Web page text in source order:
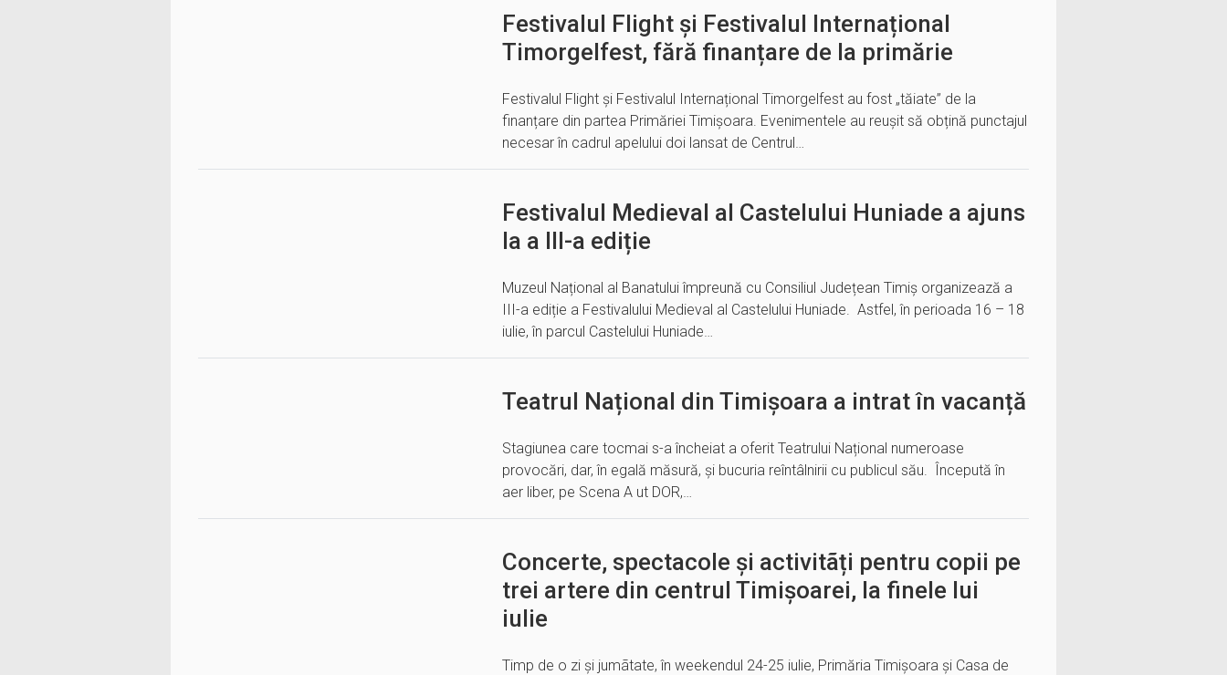
Festivalul Flight și Festivalul Internațional
Timorgelfest, fără finanțare de la primărie
Festivalul Flight și Festivalul Internațional Timorgelfest au fost „tăiate” de la
finanțare din partea Primăriei Timișoara. Evenimentele au reușit să obțină punctajul
necesar în cadrul apelului doi lansat de Centrul…
Festivalul Medieval al Castelului Huniade a ajuns
la a III-a ediție
Muzeul Național al Banatului împreună cu Consiliul Județean Timiș organizează a
III-a ediție a Festivalului Medieval al Castelului Huniade. Astfel, în perioada 16 – 18
iulie, în parcul Castelului Huniade…
Teatrul Național din Timișoara a intrat în vacanță
Stagiunea care tocmai s-a încheiat a oferit Teatrului Național numeroase
provocări, dar, în egală măsură, și bucuria reîntâlnirii cu publicul său. Începută în
aer liber, pe Scena A ut DOR,…
Concerte, spectacole și activitãți pentru copii pe
trei artere din centrul Timișoarei, la finele lui
iulie
Timp de o zi și jumãtate, în weekendul 24-25 iulie, Primăria Timișoara și Casa de